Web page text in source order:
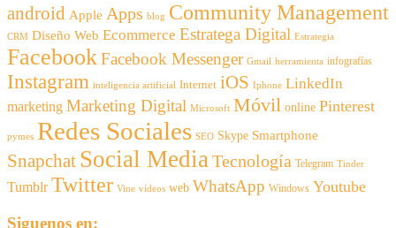
android Apple Apps blog Community Management
CRM Diseño Web Ecommerce Estratega Digital Estrategia
FacebookFacebook Messenger Gmail herramienta infografías
Instagram inteligencia artificial Internet iOS Iphone LinkedIn
marketing Marketing Digital Microsoft Móvil online Pinterest
pymes Redes Sociales SEO Skype Smartphone
Snapchat Social Media Tecnología Telegram Tinder
Tumblr Twitter Vine vídeos web WhatsApp Windows Youtube
Siguenos en: